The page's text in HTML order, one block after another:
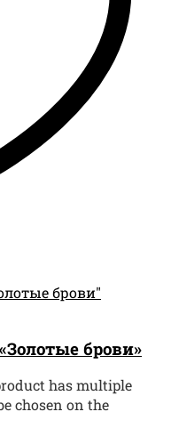
брови»
has multiple
chosen on the